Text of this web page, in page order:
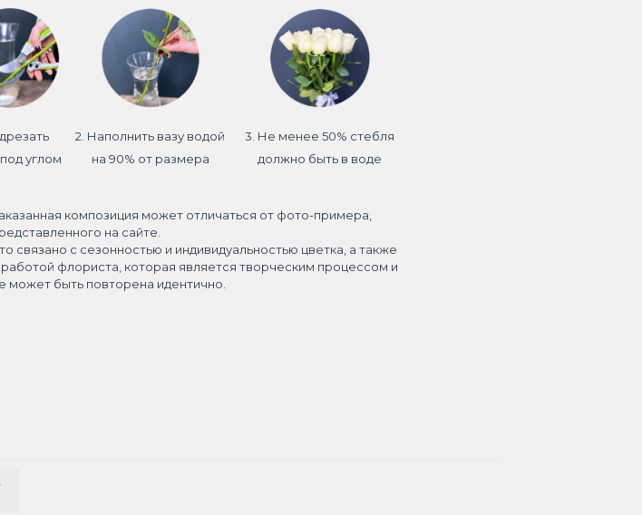
углом
2. Наполнить вазу водой
на 90% от размера
3. Не менее 50% стебля
должно быть в воде
композиция может отличаться от фото-примера,
на сайте.
связано с сезонностью и индивидуальностью цветка, а также
работой флориста, которая является творческим процессом и
может быть повторена идентично.